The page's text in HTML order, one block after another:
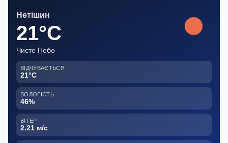
Нетішин
21°C
Чисте Небо
ВІДЧУВАЄТЬСЯ
21°C
ВОЛОГІСТЬ
46%
ВІТЕР
2.21 м/с